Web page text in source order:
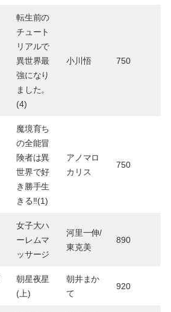
転生前の
チュート
リアルで
異世界最
強になり
ました。
(4)
小川悟 750
魔境育ち
の全能冒
険者は異
世界で好
き勝手生
きる!!(1)
アノマロ
カリス
750
女子大ハ
ーレムマ
ッサージ
河里一伸/
東克美
890
朝星夜星
(上)
朝井まか
て
920